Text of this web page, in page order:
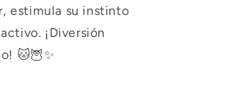
estimula su instinto
¡Diversión
🐱🦉✨